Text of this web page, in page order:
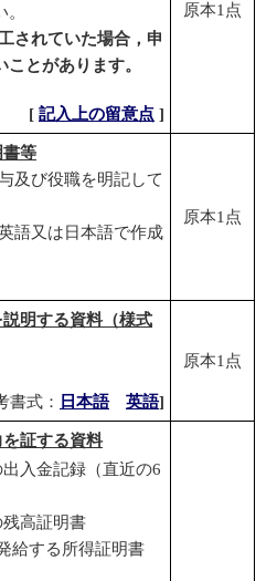
されていた場合，申
とがあります。
[ 記入上の留意点 ]
原本1点
書等
及び役職を明記して
語又は日本語で作成
原本1点
明する資料（様式
書式： 日本語 英語]
原本1点
証する資料
金記録（直近の6
高証明書
する所得証明書